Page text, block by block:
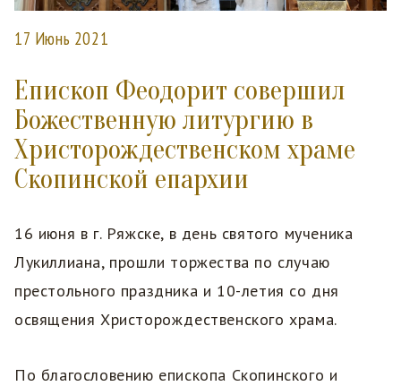
17 Июнь 2021
Епископ Феодорит совершил
Божественную литургию в
Христорождественском храме
Скопинской епархии
16 июня в г. Ряжске, в день святого мученика
Лукиллиана, прошли торжества по случаю
престольного праздника и 10-летия со дня
освящения Христорождественского храма.
По благословению епископа Скопинского и